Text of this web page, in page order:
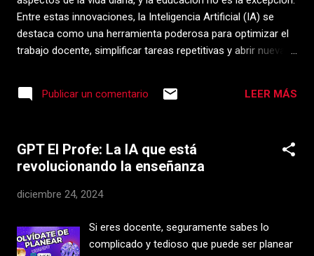
para docentes, líderes educativos y estu...
Entre estas innovaciones, la Inteligencia Artificial (IA) se
destaca como una herramienta poderosa para optimizar el
trabajo docente, simplificar tareas repetitivas y abrir nuevas
Beneficios de la IA en la Enseñanza Planeación Educativa
Automatizada: Con herramientas como el GPT El Profe, los
integrando campos formativos y ejes articuladores
específicos​​. Evaluaciones Eficientes: La IA permite diseñar
Desarrollo de Aprendizaje (PDA), asegurando una
del Aprendizaje: Mediante análisis de datos, es posible
identificar las necesidades particulares de cada estudiante,
Publicar un comentario LEER MÁS
GPT El Profe: La IA que está
revolucionando la enseñanza
diciembre 24, 2024
Si eres docente, seguramente sabes lo
complicado y tedioso que puede ser planear